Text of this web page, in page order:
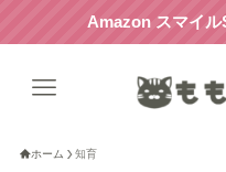
Amazon スマイル
ホーム 知育